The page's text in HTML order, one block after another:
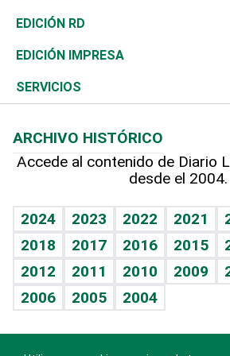
Ocenanía
Caribe
Resto del mundo
Telecom.
Global y variable
Economía personal
Sociales
Novedades
Podcast Arte Libre
Hablando con el pediatra
Vida y familia
Eñe
Celebrando la vida
Sin complejos
En pocas palabras
Tenis
Olimpismo
Más deportes
TBT Deportivo
El Espía
Noticiero Poteleche
Columnistas
Más firmas
Historia
Martes de tecnología
Cambio climático
Revista
Deportes
Opinión
Hecho en casa
Guía del dinero
EDICIÓN RD
EDICIÓN IMPRESA
SERVICIOS
Cumpleaños
Horóscopos
Crucigramas
ARCHIVO HISTÓRICO
Accede al contenido de Diario
desde el 2004.
2024 2023 2022 2021
2018
2017 2016 2015
2012
2011 2010 2009
2006
2005 2004